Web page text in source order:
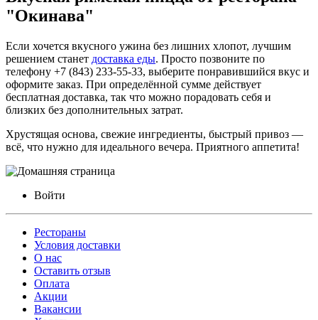
"Окинава"
Если хочется вкусного ужина без лишних хлопот, лучшим
решением станет доставка еды. Просто позвоните по
телефону +7 (843) 233-55-33, выберите понравившийся вкус и
оформите заказ. При определённой сумме действует
бесплатная доставка, так что можно порадовать себя и
близких без дополнительных затрат.
Хрустящая основа, свежие ингредиенты, быстрый привоз —
всё, что нужно для идеального вечера. Приятного аппетита!
Войти
Рестораны
Условия доставки
О нас
Оставить отзыв
Оплата
Акции
Вакансии